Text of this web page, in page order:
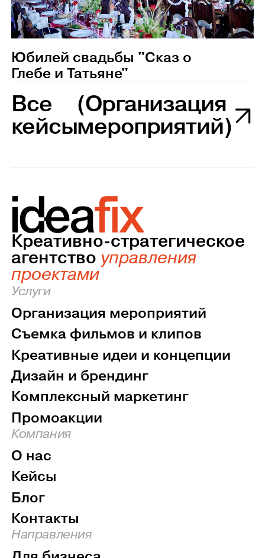
Юбилей свадьбы "Сказ о
Глебе и Татьяне"
Все
кейсы
(Организация
мероприятий)
Креативно-стратегическое
агентство управления
проектами
Услуги
Организация мероприятий
Съемка фильмов и клипов
Креативные идеи и концепции
Дизайн и брендинг
Комплексный маркетинг
Промоакции
Компания
О нас
Кейсы
Блог
Контакты
Направления